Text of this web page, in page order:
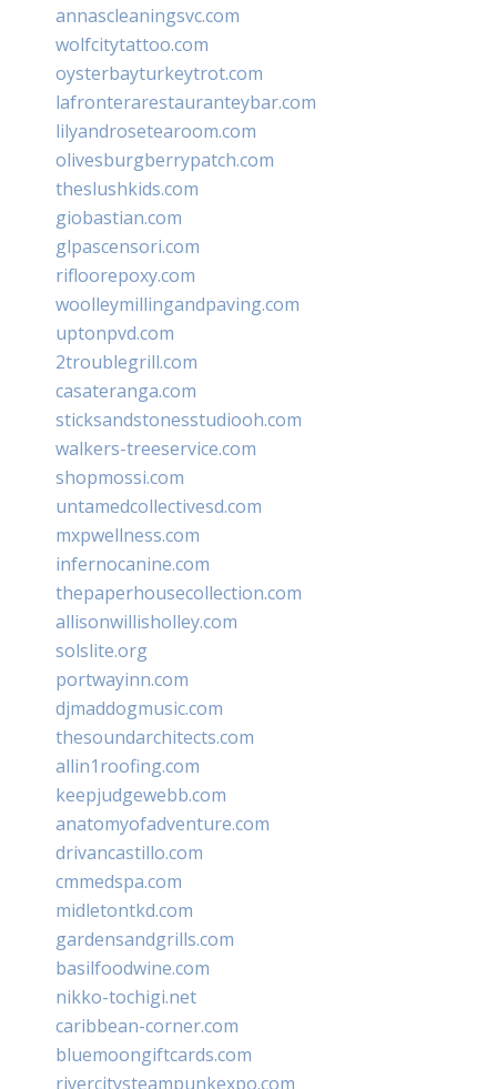
annascleaningsvc.com
wolfcitytattoo.com
oysterbayturkeytrot.com
lafronterarestauranteybar.com
lilyandrosetearoom.com
olivesburgberrypatch.com
theslushkids.com
giobastian.com
glpascensori.com
rifloorepoxy.com
woolleymillingandpaving.com
uptonpvd.com
2troublegrill.com
casateranga.com
sticksandstonesstudiooh.com
walkers-treeservice.com
shopmossi.com
untamedcollectivesd.com
mxpwellness.com
infernocanine.com
thepaperhousecollection.com
allisonwillisholley.com
solslite.org
portwayinn.com
djmaddogmusic.com
thesoundarchitects.com
allin1roofing.com
keepjudgewebb.com
anatomyofadventure.com
drivancastillo.com
cmmedspa.com
midletontkd.com
gardensandgrills.com
basilfoodwine.com
nikko-tochigi.net
caribbean-corner.com
bluemoongiftcards.com
rivercitysteampunkexpo.com